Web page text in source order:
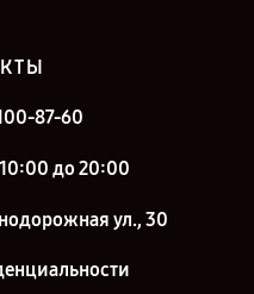
87-60
до 20:00
ул., 30